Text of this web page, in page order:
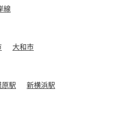
線
大和市
原駅 新横浜駅